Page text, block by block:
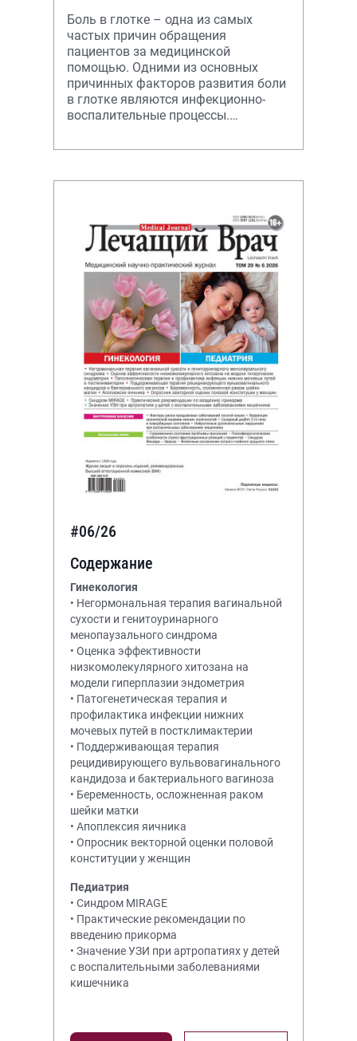
Боль в глотке – одна из самых
частых причин обращения
пациентов за медицинской
помощью. Одними из основных
причинных факторов развития боли
в глотке являются инфекционно-
воспалительные процессы.
глотки имеет ряд преимуществ
#06/26
Содержание
Гинекология
• Негормональная терапия вагинальной
сухости и генитоуринарного
менопаузального синдрома
• Оценка эффективности
низкомолекулярного хитозана на
модели гиперплазии эндометрия
• Патогенетическая терапия и
профилактика инфекции нижних
мочевых путей в постклимактерии
• Поддерживающая терапия
рецидивирующего вульвовагинального
кандидоза и бактериального вагиноза
• Беременность, осложненная раком
шейки матки
• Апоплексия яичника
• Опросник векторной оценки половой
конституции у женщин
Педиатрия
• Синдром MIRAGE
• Практические рекомендации по
введению прикорма
• Значение УЗИ при артропатиях у детей
с воспалительными заболеваниями
кишечника